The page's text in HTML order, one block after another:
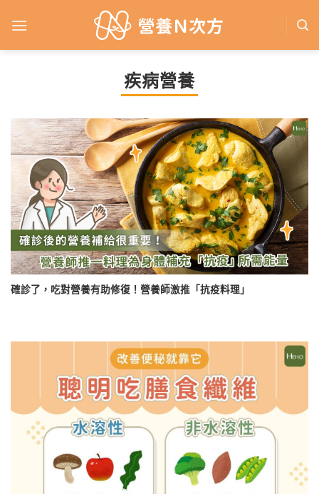
疾病營養
確診了，吃對營養有助修復！營養師激推「抗疫料理」